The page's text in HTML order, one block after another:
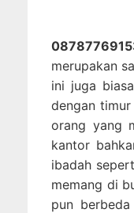
merupakan
ini juga
dengan
orang yang
kantor
ibadah
memang di
pun